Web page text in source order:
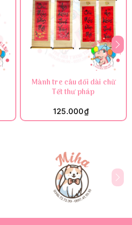
Mành tre câu đối dài chữ
Tết thư pháp
125.000₫